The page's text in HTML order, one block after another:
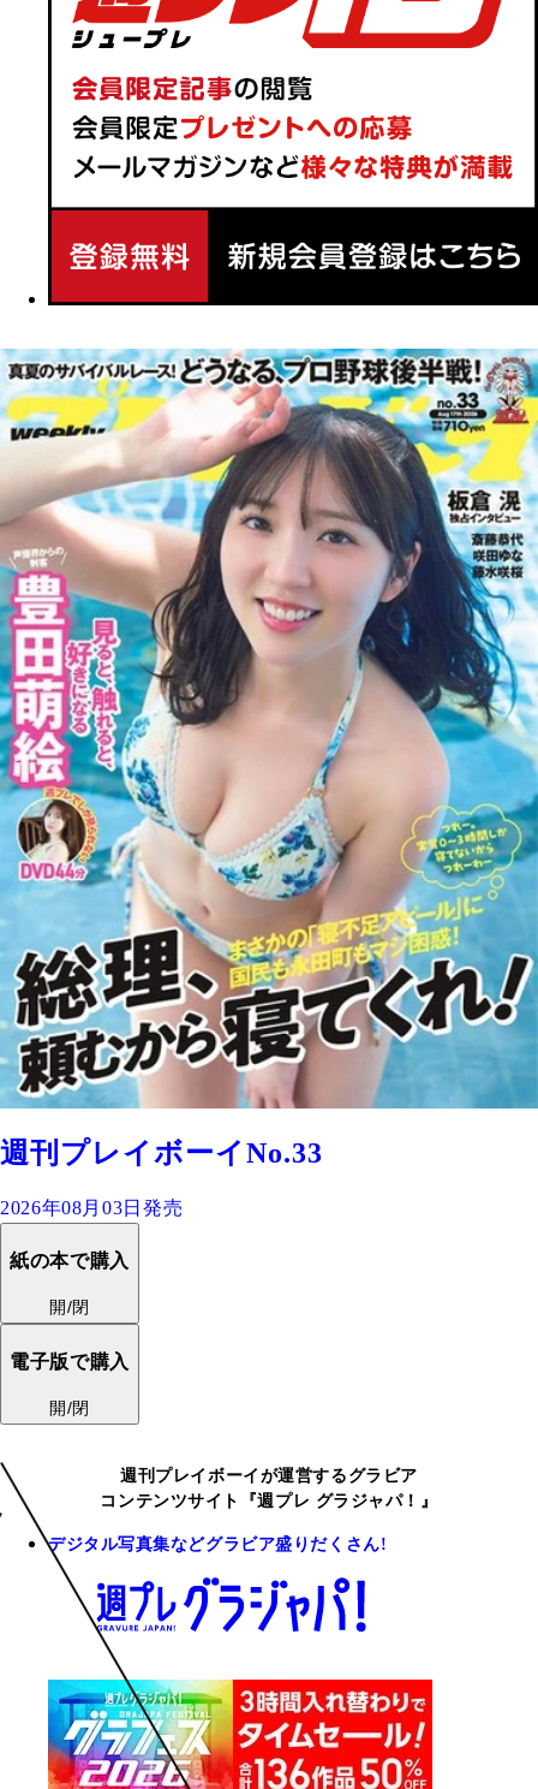
週刊プレイボーイNo.33
2026年08月03日発売
紙の本で購入
開/閉
電子版で購入
開/閉
週刊プレイボーイが運営するグラビア
コンテンツサイト『週プレ グラジャパ！』
デジタル写真集などグラビア盛りだくさん!